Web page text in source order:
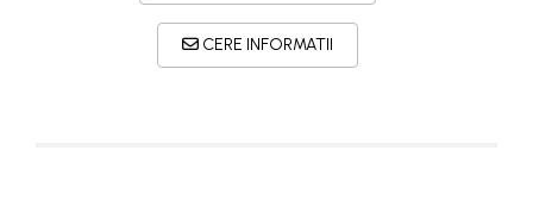
CERE INFORMATII